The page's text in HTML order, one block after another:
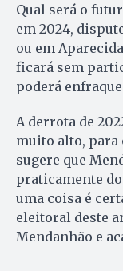
Qual será o
em 2024,
ou em
ficará sem
poderá
A derrota de
muito alto, para
sugere que
praticamente
uma coisa é
eleitoral deste
Mendanhão e